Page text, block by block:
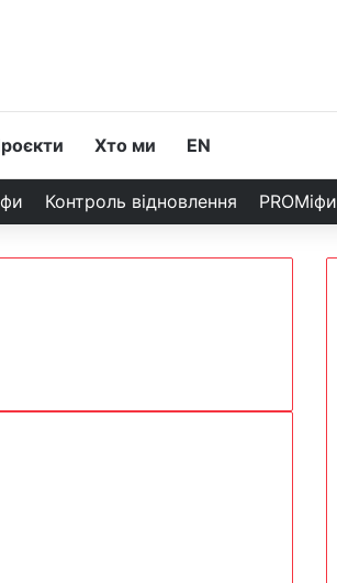
Хто ми EN
Контроль відновлення PROМіфи